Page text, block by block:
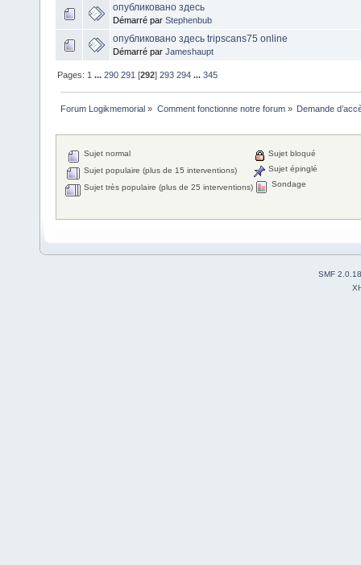
опубликовано здесь
Démarré par Stephenbub
опубликовано здесь tripscans75 online
Démarré par Jameshaupt
Pages: 1 ...290 291 [292]293 294 ...345
Forum Logikmemorial » Comment fonctionne notre forum» Demande
Sujet normal
Sujet populaire (plus de 15 interventions)
Sujet très populaire (plus de 25 interventions)
Sujet bloqué
Sujet épinglé
Sondage
SMF 2.0.18